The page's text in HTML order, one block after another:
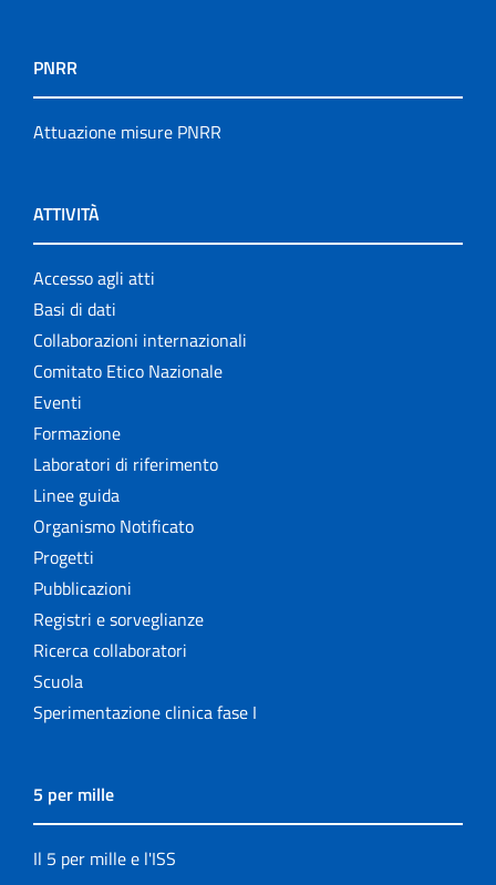
PNRR
Attuazione misure PNRR
ATTIVITÀ
Accesso agli atti
Basi di dati
Collaborazioni internazionali
Comitato Etico Nazionale
Eventi
Formazione
Laboratori di riferimento
Linee guida
Organismo Notificato
Progetti
Pubblicazioni
Registri e sorveglianze
Ricerca collaboratori
Scuola
Sperimentazione clinica fase I
5 per mille
Il 5 per mille e l'ISS